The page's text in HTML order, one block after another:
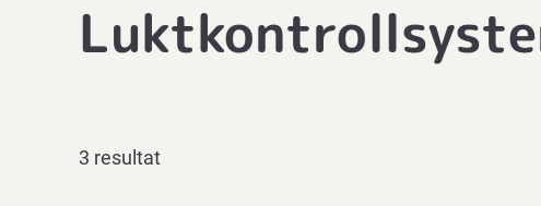
3 resultat